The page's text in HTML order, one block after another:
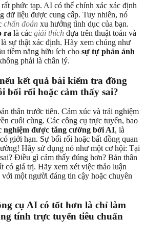
phức tạp. AI có thể chính xác xác định
dữ liệu được cung cấp. Tuy nhiên, nó
chẩn đoán xu hướng tình dục của bạn.
ra là các giải thích dựa trên thuật toán và
sự thật xác định. Hãy xem chúng như
tiềm năng hữu ích cho sự tự phản ánh
phải là chân lý.
kết quả bài kiểm tra đồng
bối rối hoặc cảm thấy sai?
thân trước tiên. Cảm xúc và trải nghiệm
cuối cùng. Các công cụ trực tuyến, bao
nghiệm được tăng cường bởi AI, là
giới hạn. Sự bối rối hoặc bất đồng quan
Hãy sử dụng nó như một cơ hội: Tại
Điều gì cảm thấy đúng hơn? Bản thân
có giá trị. Hãy xem xét việc thảo luận
một người đáng tin cậy hoặc chuyên
cụ AI có tốt hơn là chỉ làm
tính trực tuyến tiêu chuẩn